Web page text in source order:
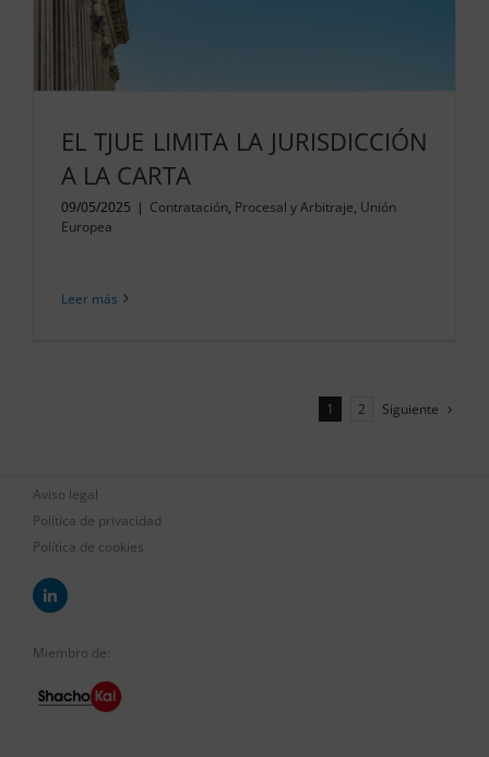
EL TJUE LIMITA LA JURISDICCIÓN
A LA CARTA
09/05/2025 | Contratación, Procesal y Arbitraje, Unión
Europea
Leer más
1 2 Siguiente
Aviso legal
Política de privacidad
Política de cookies
Miembro de: